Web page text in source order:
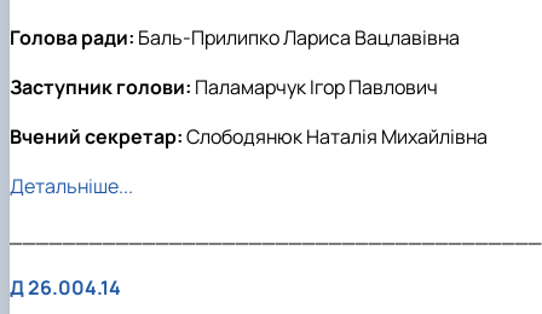
Голова ради: Баль-Прилипко Лариса Вацлавівна
Заступник голови: Паламарчук Ігор Павлович
Вчений секретар:Слободянюк Наталія Михайлівна
Детальніше...
Д 26.004.14